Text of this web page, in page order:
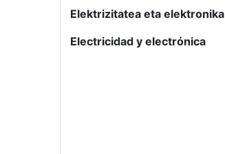
Elektrizitatea eta elektronika
Electricidad y electrónica